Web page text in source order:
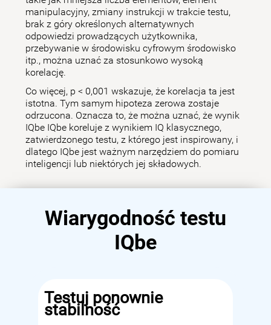
manipulacyjny, zmiany instrukcji w trakcie testu,
brak z góry określonych alternatywnych
odpowiedzi prowadzących użytkownika,
przebywanie w środowisku cyfrowym środowisko
itp., można uznać za stosunkowo wysoką
korelację.
Co więcej, p < 0,001 wskazuje, że korelacja ta jest
istotna. Tym samym hipoteza zerowa zostaje
odrzucona. Oznacza to, że można uznać, że wynik
IQbe IQbe koreluje z wynikiem IQ klasycznego,
zatwierdzonego testu, z którego jest inspirowany, i
dlatego IQbe jest ważnym narzędziem do pomiaru
inteligencji lub niektórych jej składowych.
Wiarygodność testu
IQbe
Testuj ponownie
stabilność